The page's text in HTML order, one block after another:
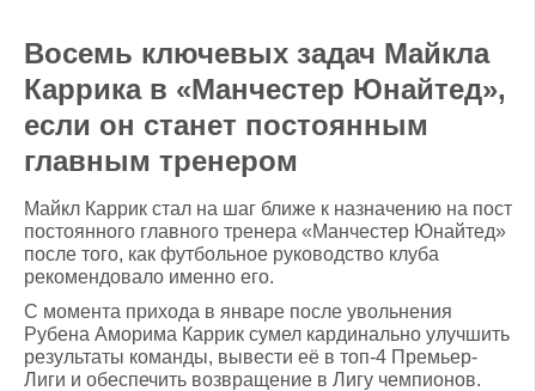
Восемь ключевых задач Майкла
Каррика в «Манчестер Юнайтед»,
если он станет постоянным
главным тренером
Майкл Каррик стал на шаг ближе к назначению на пост
постоянного главного тренера «Манчестер Юнайтед»
после того, как футбольное руководство клуба
рекомендовало именно его.
С момента прихода в январе после увольнения
Рубена Аморима Каррик сумел кардинально улучшить
результаты команды, вывести её в топ-4 Премьер-
Лиги и обеспечить возвращение в Лигу чемпионов.